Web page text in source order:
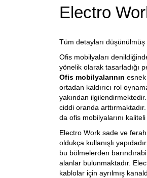
Electro
Tüm detayları
Ofis mobilyaları
yönelik olarak tasarladığı
Ofis mobilyalarının esnek
ortadan kaldırıcı rol
yakından
ciddi oranda
da ofis mobilyalarını
Electro Work sade ve
oldukça kullanışlı
bu bölmelerden
alanlar bulunmaktadır.
kablolar için ayrılmış